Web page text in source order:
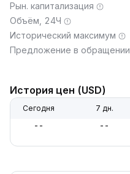
Рын. капитализация
Объём, 24Ч
Исторический максимум
Предложение в обращении
История цен (USD)
Сегодня 7 дн.
-- --